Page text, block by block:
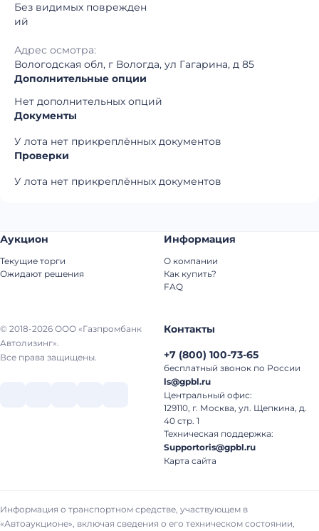
Без видимых поврежден
ий
Адрес осмотра:
Вологодская обл, г Вологда, ул Гагарина, д 85
Дополнительные опции
Нет дополнительных опций
Документы
У лота нет прикреплённых документов
Проверки
У лота нет прикреплённых документов
© 2018-2026 ООО «Газпромбанк
Автолизинг».
Все права защищены.
Аукцион
Текущие торги
Ожидают решения
Информация
О компании
Как купить?
FAQ
Контакты
+7 (800) 100-73-65
бесплатный звонок по России
ls@gpbl.ru
Центральный офис:
129110, г. Москва, ул. Щепкина, д.
40 стр. 1
Техническая поддержка:
Supportoris@gpbl.ru
Карта сайта
Информация о транспортном средстве, участвующем в
«Автоаукционе», включая сведения о его техническом состоянии,